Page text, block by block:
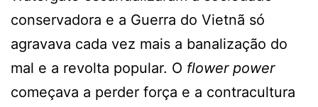
conservadora e a Guerra do Vietnã só
agravava cada vez mais a banalização do
mal e a revolta popular. O flower power
começava a perder força e a contracultura